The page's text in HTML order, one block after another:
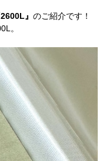
2600L』 のご紹介です！
。